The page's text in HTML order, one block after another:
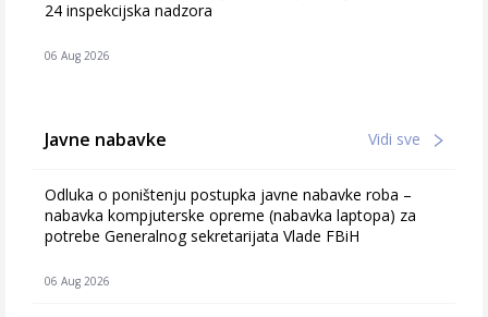
24 inspekcijska nadzora
06 Aug 2026
Javne nabavke Vidi sve
Odluka o poništenju postupka javne nabavke roba –
nabavka kompjuterske opreme (nabavka laptopa) za
potrebe Generalnog sekretarijata Vlade FBiH
06 Aug 2026